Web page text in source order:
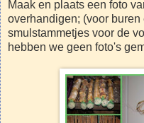
Maak en plaats een foto
overhandigen; (voor
smulstammetjes voor de
hebben we geen foto's